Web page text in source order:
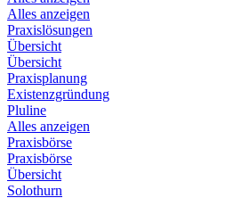
Alles anzeigen
Praxislösungen
Übersicht
Übersicht
Praxisplanung
Existenzgründung
Pluline
Alles anzeigen
Praxisbörse
Praxisbörse
Übersicht
Solothurn